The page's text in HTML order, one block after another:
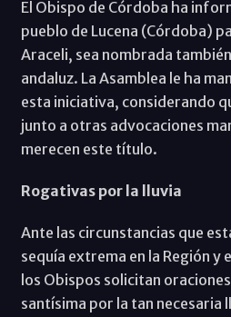
El Obispo de Córdoba ha
pueblo de Lucena (Córdoba)
Araceli, sea nombrada
andaluz. La Asamblea le ha
esta iniciativa, considerando
junto a otras advocaciones
merecen este título.
Rogativas por la lluvia
Ante las circunstancias que
sequía extrema en la Región y
los Obispos solicitan
santísima por la tan necesaria